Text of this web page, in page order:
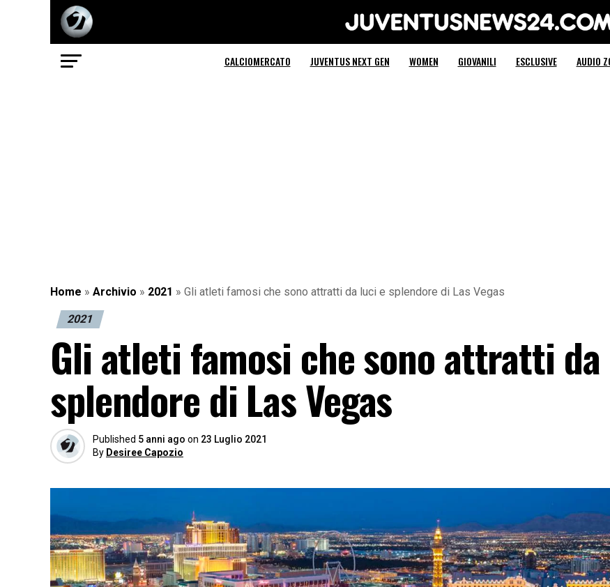
Juventus News 24
CALCIOMERCATO JUVENTUS NEXT GEN WOMEN GIOVANILI ESCLUSIVE AUDIO
Home » Archivio » 2021 » Gli atleti famosi che sono attratti da luci e splendore di Las Vegas
2021
Gli atleti famosi che sono attratti
splendore di Las Vegas
Published 5 anni ago on 23 Luglio 2021
By Desiree Capozio